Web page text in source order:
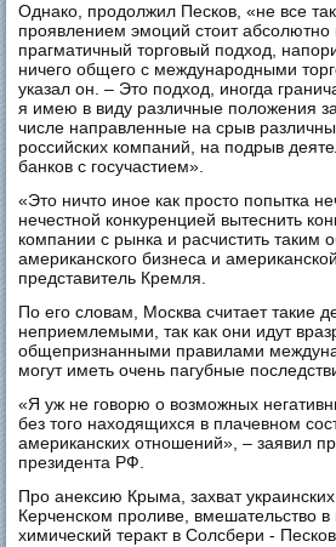
Однако, продолжил Песков, «не все
проявлением эмоций стоит абсолютно
прагматичный торговый подход,
ничего общего с международными
указал он. – Это подход, иногда
я имею в виду различные положения
числе направленные на срыв
российских компаний, на подрыв
банков с госучастием».
«Это ничто иное как просто попытка
нечестной конкуренцией вытеснить
компании с рынка и расчистить таким
американского бизнеса и
представитель Кремля.
По его словам, Москва считает такие
неприемлемыми, так как они идут
общепризнанными правилами
могут иметь очень пагубные
«Я уж не говорю о возможных
без того находящихся в плачевном
американских отношений», – заявил
президента РФ.
Про анексию Крыма, захват
Керченском проливе, вмешательство
химический теракт в Солсбери -